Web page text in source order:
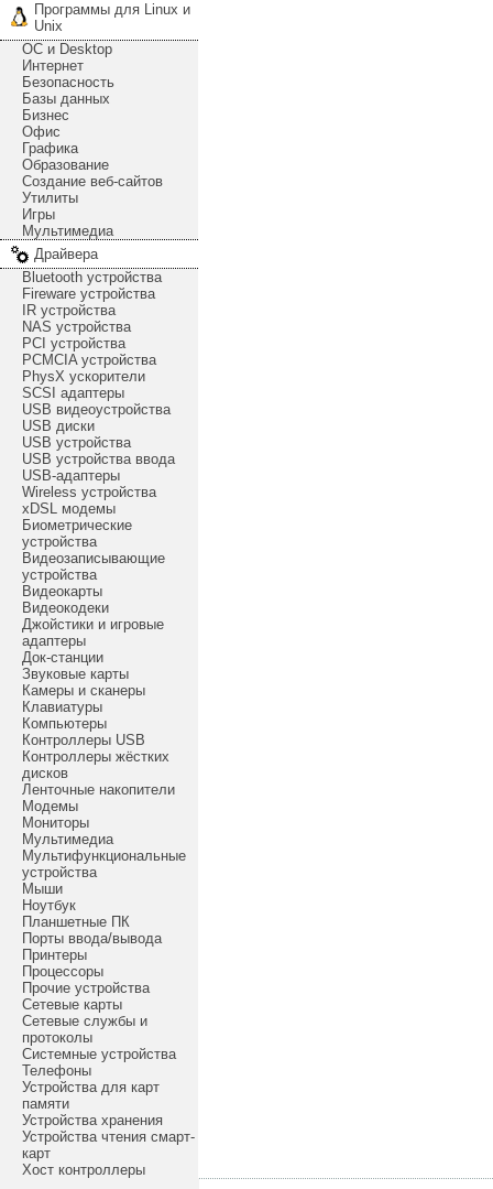
Программы для Linux и
Unix
ОС и Desktop
Интернет
Безопасность
Базы данных
Бизнес
Офис
Графика
Образование
Создание веб-сайтов
Утилиты
Игры
Мультимедиа
Драйвера
Bluetooth устройства
Fireware устройства
IR устройства
NAS устройства
PCI устройства
PCMCIA устройства
PhysX ускорители
SCSI адаптеры
USB видеоустройства
USB диски
USB устройства
USB устройства ввода
USB-адаптеры
Wireless устройства
xDSL модемы
Биометрические
устройства
Видеозаписывающие
устройства
Видеокарты
Видеокодеки
Джойстики и игровые
адаптеры
Док-станции
Звуковые карты
Камеры и сканеры
Клавиатуры
Компьютеры
Контроллеры USB
Контроллеры жёстких
дисков
Ленточные накопители
Модемы
Мониторы
Мультимедиа
Мультифункциональные
устройства
Мыши
Ноутбук
Планшетные ПК
Порты ввода/вывода
Принтеры
Процессоры
Прочие устройства
Сетевые карты
Сетевые службы и
протоколы
Системные устройства
Телефоны
Устройства для карт
памяти
Устройства хранения
Устройства чтения смарт-
карт
Хост контроллеры